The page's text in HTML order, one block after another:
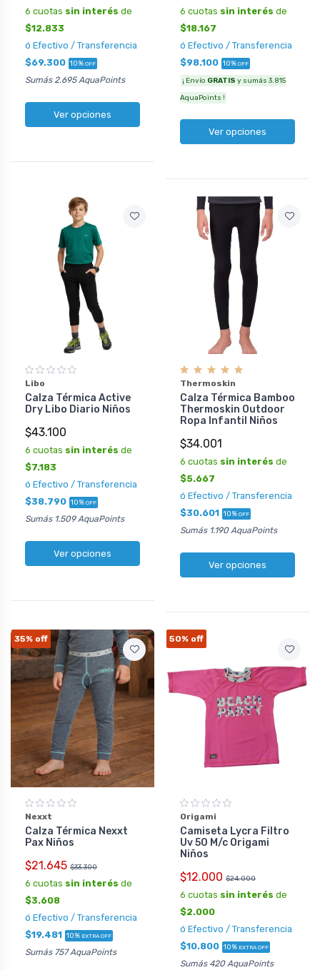
6 cuotas sin interés de
$12.833
ó Efectivo / Transferencia
$69.300 10% OFF
Sumás 2.695 AquaPoints
Ver opciones
6 cuotas sin interés de
$18.167
ó Efectivo / Transferencia
$98.100 10% OFF
¡ Envío GRATIS y sumás 3.815
AquaPoints !
Ver opciones
Libo
Calza Térmica Active
Dry Libo Diario Niños
$43.100
6 cuotas sin interés de
$7.183
ó Efectivo / Transferencia
$38.790 10% OFF
Sumás 1.509 AquaPoints
Ver opciones
Thermoskin
Calza Térmica Bamboo
Thermoskin Outdoor
Ropa Infantil Niños
$34.001
6 cuotas sin interés de
$5.667
ó Efectivo / Transferencia
$30.601 10% OFF
Sumás 1.190 AquaPoints
Ver opciones
35% off
Nexxt
Calza Térmica Nexxt
Pax Niños
$21.645 $33.300
6 cuotas sin interés de
$3.608
ó Efectivo / Transferencia
$19.481 10% EXTRA OFF
Sumás 757 AquaPoints
50% off
Origami
Camiseta Lycra Filtro
Uv 50 M/c Origami
Niños
$12.000 $24.000
6 cuotas sin interés de
$2.000
ó Efectivo / Transferencia
$10.800 10% EXTRA OFF
Sumás 420 AquaPoints